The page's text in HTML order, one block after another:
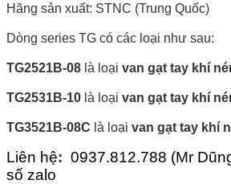
Hãng sản xuất: STNC (Trung Quốc)
Dòng series TG có các loại như sau:
TG2521B-08 là loại van gạt tay khí
TG2531B-10 là loại van gạt tay khí
TG3521B-08C là loại van gạt tay khí
Liên hệ: 0937.812.788 (Mr
số zalo